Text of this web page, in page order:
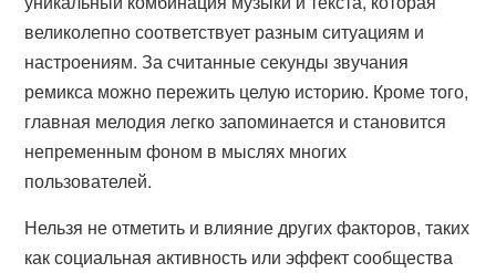
великолепно соответствует разным ситуациям и
настроениям. За считанные секунды звучания
ремикса можно пережить целую историю. Кроме того,
главная мелодия легко запоминается и становится
непременным фоном в мыслях многих
пользователей.
Нельзя не отметить и влияние других факторов, таких
как социальная активность или эффект сообщества